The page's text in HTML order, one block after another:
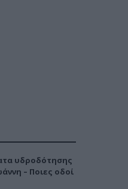
υδροδότησης
– Ποιες οδοί